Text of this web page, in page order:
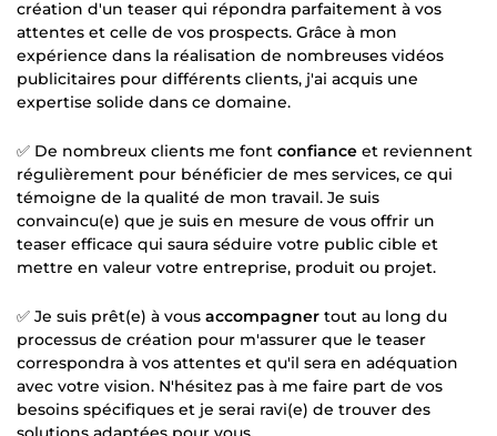
création d'un teaser qui répondra parfaitement à vos
attentes et celle de vos prospects. Grâce à mon
expérience dans la réalisation de nombreuses vidéos
publicitaires pour différents clients, j'ai acquis une
expertise solide dans ce domaine.
✅ De nombreux clients me font confiance et reviennent
régulièrement pour bénéficier de mes services, ce qui
témoigne de la qualité de mon travail. Je suis
convaincu(e) que je suis en mesure de vous offrir un
teaser efficace qui saura séduire votre public cible et
mettre en valeur votre entreprise, produit ou projet.
✅ Je suis prêt(e) à vous accompagner tout au long du
processus de création pour m'assurer que le teaser
correspondra à vos attentes et qu'il sera en adéquation
avec votre vision. N'hésitez pas à me faire part de vos
besoins spécifiques et je serai ravi(e) de trouver des